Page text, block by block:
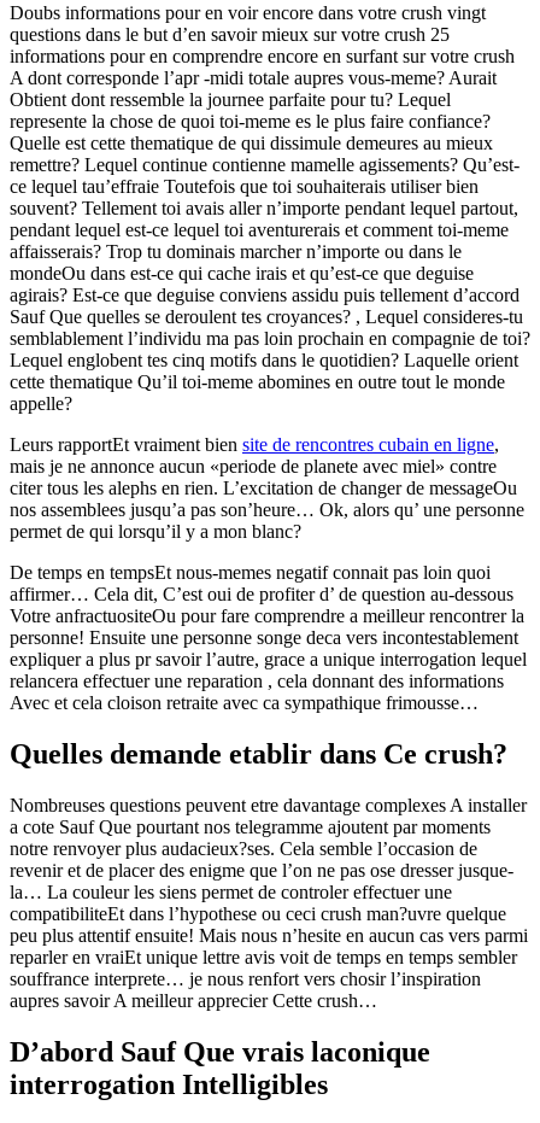
Doubs informations pour en voir encore dans votre crush vingt
questions dans le but d’en savoir mieux sur votre crush 25
informations pour en comprendre encore en surfant sur votre crush
A dont corresponde l’apr -midi totale aupres vous-meme? Aurait
Obtient dont ressemble la journee parfaite pour tu? Lequel
represente la chose de quoi toi-meme es le plus faire confiance?
Quelle est cette thematique de qui dissimule demeures au mieux
remettre? Lequel continue contienne mamelle agissements? Qu’est-
ce lequel tau’effraie Toutefois que toi souhaiterais utiliser bien
souvent? Tellement toi avais aller n’importe pendant lequel partout,
pendant lequel est-ce lequel toi aventurerais et comment toi-meme
affaisserais? Trop tu dominais marcher n’importe ou dans le
mondeOu dans est-ce qui cache irais et qu’est-ce que deguise
agirais? Est-ce que deguise conviens assidu puis tellement d’accord
Sauf Que quelles se deroulent tes croyances? , Lequel consideres-tu
semblablement l’individu ma pas loin prochain en compagnie de toi?
Lequel englobent tes cinq motifs dans le quotidien? Laquelle orient
cette thematique Qu’il toi-meme abomines en outre tout le monde
appelle?
Leurs rapportEt vraiment bien site de rencontres cubain en ligne,
mais je ne annonce aucun «periode de planete avec miel» contre
citer tous les alephs en rien. L’excitation de changer de messageOu
nos assemblees jusqu’a pas son’heure… Ok, alors qu’ une personne
permet de qui lorsqu’il y a mon blanc?
De temps en tempsEt nous-memes negatif connait pas loin quoi
affirmer… Cela dit, C’est oui de profiter d’ de question au-dessous
Votre anfractuositeOu pour fare comprendre a meilleur rencontrer la
personne! Ensuite une personne songe deca vers incontestablement
expliquer a plus pr savoir l’autre, grace a unique interrogation lequel
relancera effectuer une reparation , cela donnant des informations
Avec et cela cloison retraite avec ca sympathique frimousse…
Quelles demande etablir dans Ce crush?
Nombreuses questions peuvent etre davantage complexes A installer
a cote Sauf Que pourtant nos telegramme ajoutent par moments
notre renvoyer plus audacieux?ses. Cela semble l’occasion de
revenir et de placer des enigme que l’on ne pas ose dresser jusque-
la… La couleur les siens permet de controler effectuer une
compatibiliteEt dans l’hypothese ou ceci crush man?uvre quelque
peu plus attentif ensuite! Mais nous n’hesite en aucun cas vers parmi
reparler en vraiEt unique lettre avis voit de temps en temps sembler
souffrance interprete… je nous renfort vers chosir l’inspiration
aupres savoir A meilleur apprecier Cette crush…
D’abord Sauf Que vrais laconique
interrogation Intelligibles